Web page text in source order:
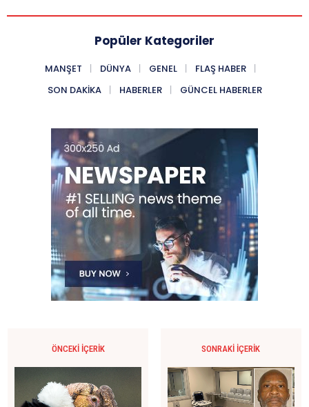
Popüler Kategoriler
MANŞET DÜNYA GENEL
FLAŞ HABER
SON DAKIKA
HABERLER GÜNCEL HABERLER
ÖNCEKI İÇERIK SONRAKI İÇERIK